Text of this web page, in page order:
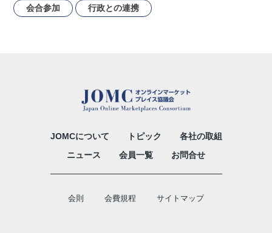
会合参加 行政との連携
JOMCについて トピック
各社の取組
ニュース
会員一覧 お問合せ
会則 会費規程 サイトマップ